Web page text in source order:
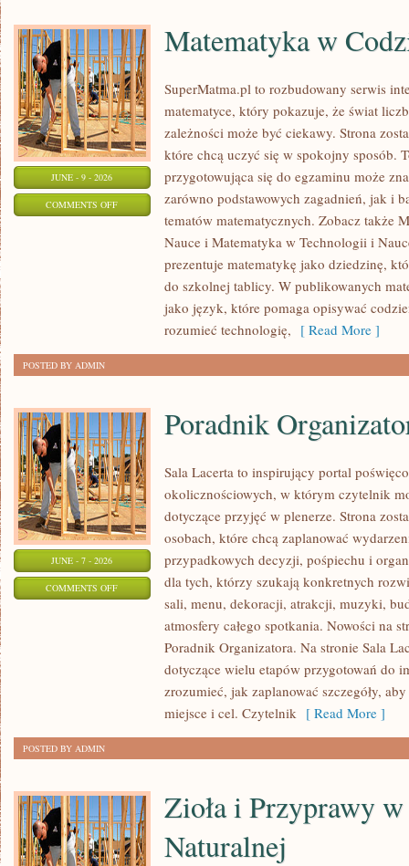
JUNE - 9 - 2026
COMMENTS OFFON
MATEMATYKA
CODZIENNYM
Matematyka w
SuperMatma.pl to rozbudowany serwis
matematyce, który pokazuje, że świat
zależności może być ciekawy. Strona
które chcą uczyć się w spokojny sposób.
przygotowująca się do egzaminu może
zarówno podstawowych zagadnień, jak i
tematów matematycznych. Zobacz także
Nauce i Matematyka w Technologii i
prezentuje matematykę jako dziedzinę,
do szkolnej tablicy. W publikowanych
jako język, które pomaga opisywać
rozumieć technologię, [ Read More ]
POSTED BY ADMIN
JUNE - 7 - 2026
COMMENTS OFFON
ORGANIZATORA
Poradnik
Sala Lacerta to inspirujący portal
okolicznościowych, w którym czytelnik
dotyczące przyjęć w plenerze. Strona
osobach, które chcą zaplanować
przypadkowych decyzji, pośpiechu i
dla tych, którzy szukają konkretnych
sali, menu, dekoracji, atrakcji, muzyki,
atmosfery całego spotkania. Nowości na
Poradnik Organizatora. Na stronie Sala
dotyczące wielu etapów przygotowań do
zrozumieć, jak zaplanować szczegóły,
miejsce i cel. Czytelnik [ Read More ]
POSTED BY ADMIN
Zioła i Przyprawy
Naturalnej